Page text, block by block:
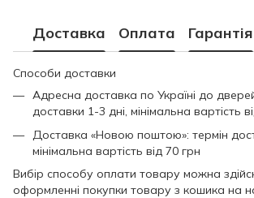
Доставка Оплата Гарантія
Способи доставки
Адресна доставка по Україні до
доставки 1-3 дні, мінімальна вартість
Доставка «Новою поштою»: термін
мінімальна вартість від 70 грн
Вибір способу оплати товару можна
оформленні покупки товару з кошика на